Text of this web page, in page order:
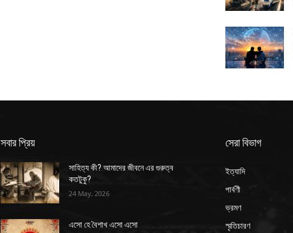
সবার প্রিয়
সাহিত্য কী? আমাদের জীবনে এর গুরুত্ব
কতটুকু?
24 May, 2026
এসো হে বৈশাখ এসো এসো
সেরা বিভাগ
ইত্যাদি
পার্বণী
ভ্রমণ
স্মৃতিচারণ